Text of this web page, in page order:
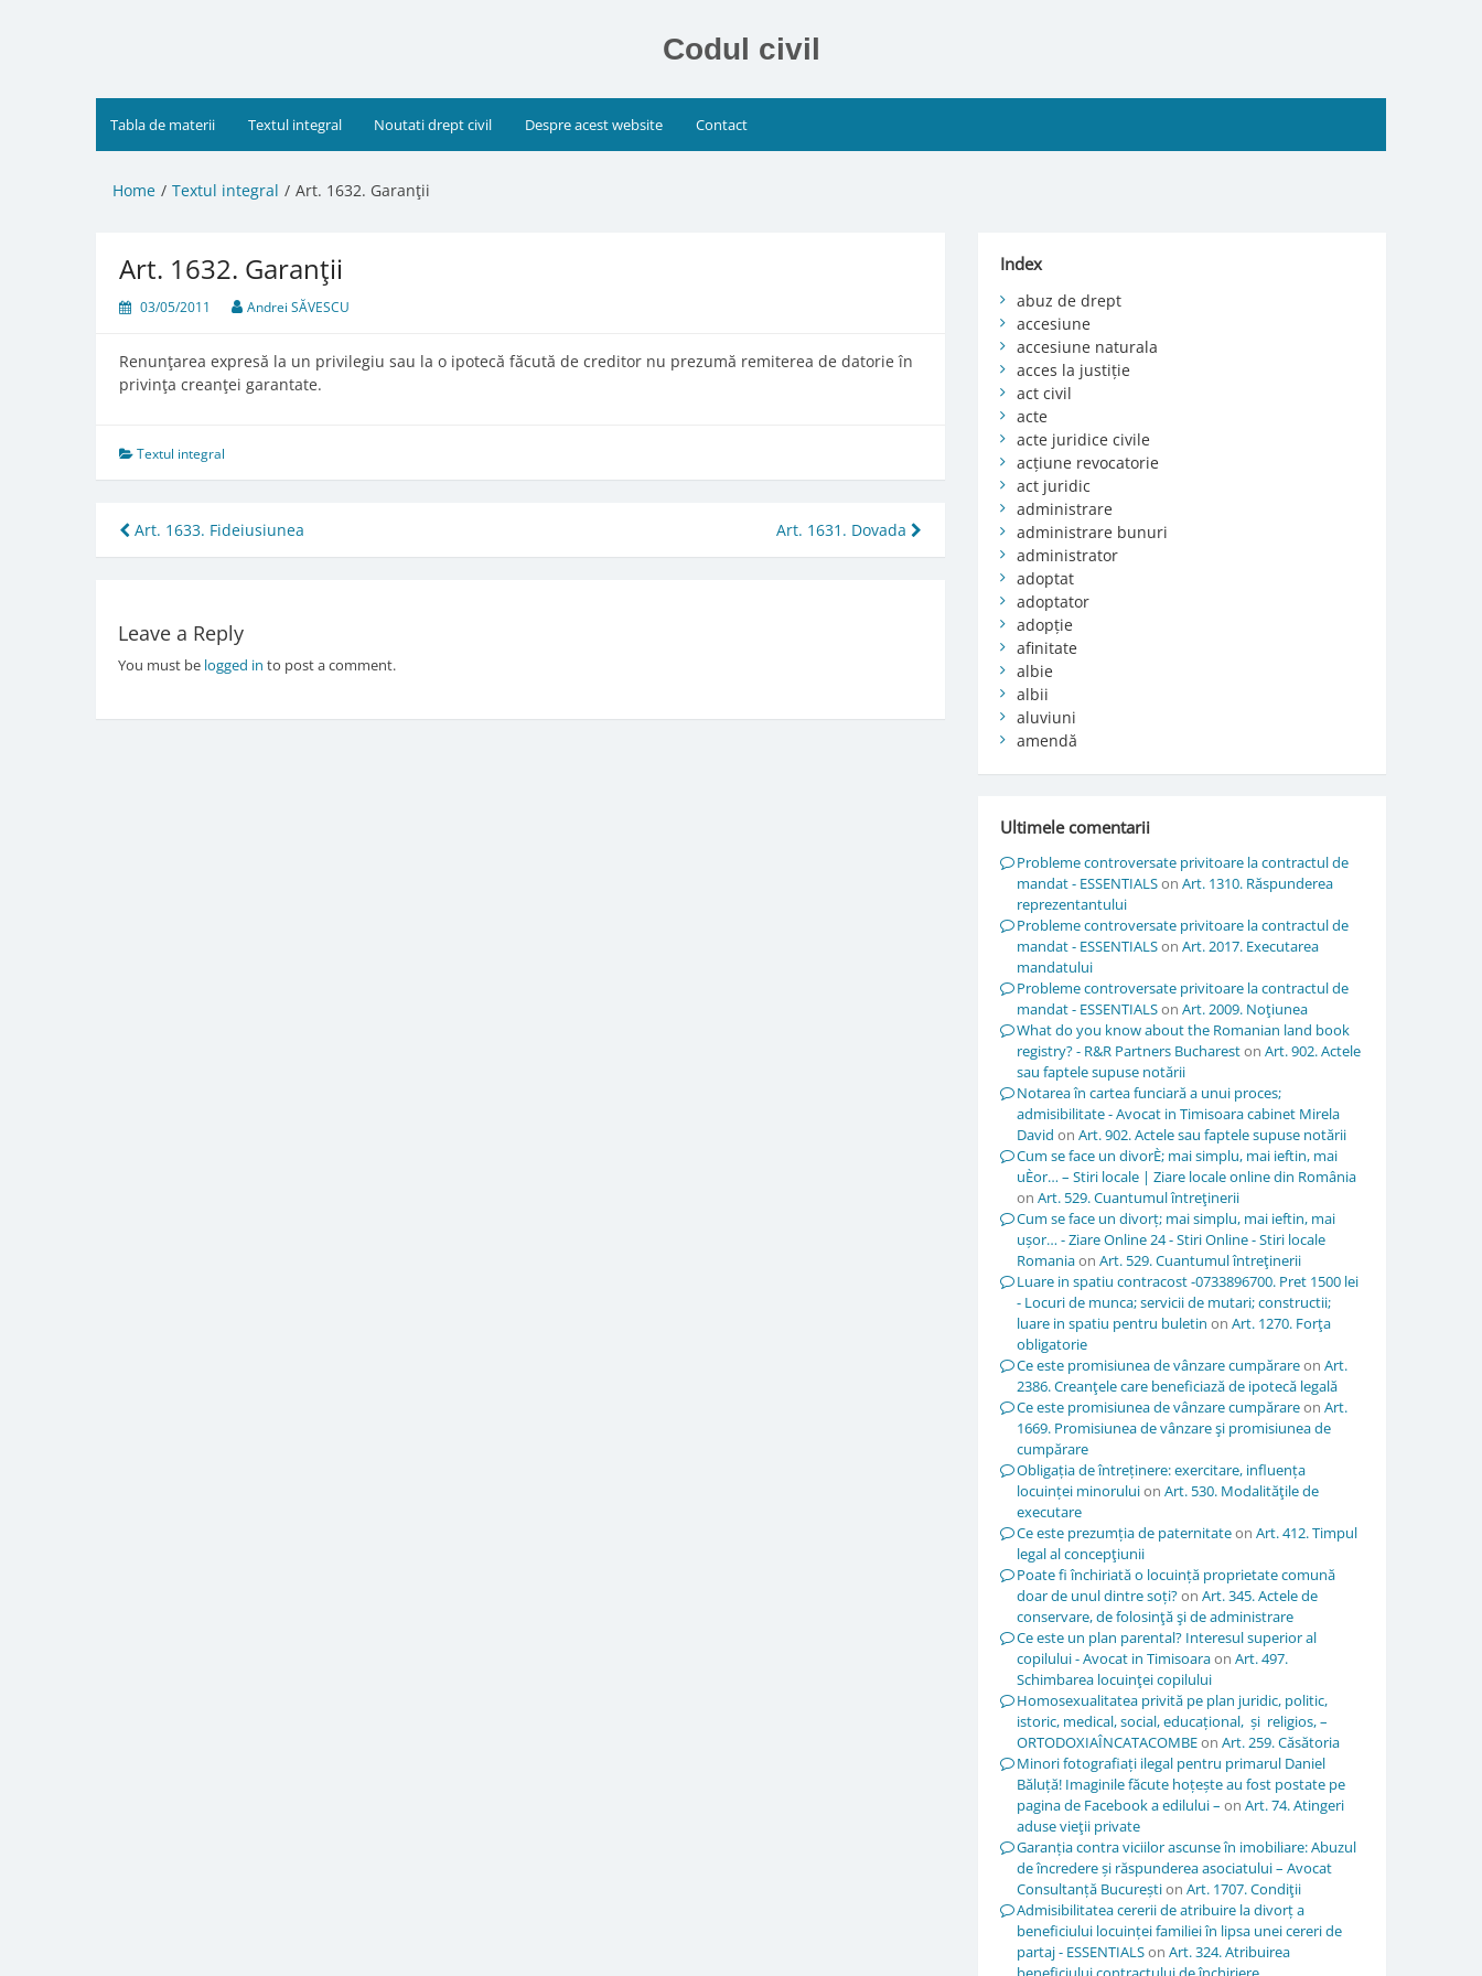
Codul civil
Tabla de materii Textul integral Noutati drept civil Despre acest website Contact
Home Textul integral Art. 1632. Garanţii
Art. 1632. Garanţii
03/05/2011 Andrei SĂVESCU
Renunţarea expresă la un privilegiu sau la o ipotecă făcută de creditor nu prezumă remiterea de datorie în
privinţa creanţei garantate.
Textul integral
Post
navigation
Art. 1633. Fideiusiunea Art. 1631. Dovada
Leave a Reply
You must be logged in to post a comment.
Index
abuz de drept
accesiune
accesiune naturala
acces la justiție
act civil
acte
acte juridice civile
acțiune revocatorie
act juridic
administrare
administrare bunuri
administrator
adoptat
adoptator
adopție
afinitate
albie
albii
aluviuni
amendă
Ultimele comentarii
Probleme controversate privitoare la contractul de
mandat - ESSENTIALSon Art. 1310. Răspunderea
reprezentantului
Probleme controversate privitoare la contractul de
mandat - ESSENTIALSon Art. 2017. Executarea
mandatului
Probleme controversate privitoare la contractul de
mandat - ESSENTIALSon Art. 2009. Noţiunea
What do you know about the Romanian land book
registry? - R&R Partners Buchareston Art. 902. Actele
sau faptele supuse notării
Notarea în cartea funciară a unui proces;
admisibilitate - Avocat in Timisoara cabinet Mirela
David on Art. 902. Actele sau faptele supuse notării
Cum se face un divorÈ; mai simplu, mai ieftin, mai
uÈor… – Stiri locale | Ziare locale online din România
on Art. 529. Cuantumul întreţinerii
Cum se face un divorț; mai simplu, mai ieftin, mai
ușor… - Ziare Online 24 - Stiri Online - Stiri locale
Romaniaon Art. 529. Cuantumul întreţinerii
Luare in spatiu contracost -0733896700. Pret 1500 lei
- Locuri de munca; servicii de mutari; constructii;
luare in spatiu pentru buletin on Art. 1270. Forţa
obligatorie
Ce este promisiunea de vânzare cumpărareon Art.
2386. Creanţele care beneficiază de ipotecă legală
Ce este promisiunea de vânzare cumpărareon Art.
1669. Promisiunea de vânzare şi promisiunea de
cumpărare
Obligația de întreținere: exercitare, influența
locuinței minoruluion Art. 530. Modalităţile de
executare
Ce este prezumția de paternitateon Art. 412. Timpul
legal al concepţiunii
Poate fi închiriată o locuință proprietate comună
doar de unul dintre soți?on Art. 345. Actele de
conservare, de folosinţă şi de administrare
Ce este un plan parental? Interesul superior al
copilului - Avocat in Timisoaraon Art. 497.
Schimbarea locuinţei copilului
Homosexualitatea privită pe plan juridic, politic,
istoric, medical, social, educațional, și religios, –
ORTODOXIAÎNCATACOMBEon Art. 259. Căsătoria
Minori fotografiați ilegal pentru primarul Daniel
Băluță! Imaginile făcute hoțește au fost postate pe
pagina de Facebook a edilului – on Art. 74. Atingeri
aduse vieţii private
Garanția contra viciilor ascunse în imobiliare: Abuzul
de încredere și răspunderea asociatului – Avocat
Consultanță Bucureștion Art. 1707. Condiţii
Admisibilitatea cererii de atribuire la divorț a
beneficiului locuinței familiei în lipsa unei cereri de
partaj - ESSENTIALSon Art. 324. Atribuirea